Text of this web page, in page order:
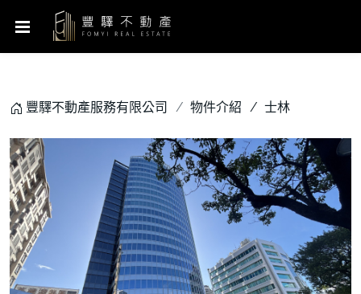
豐驛不動產服務有限公司 物件介紹 士林